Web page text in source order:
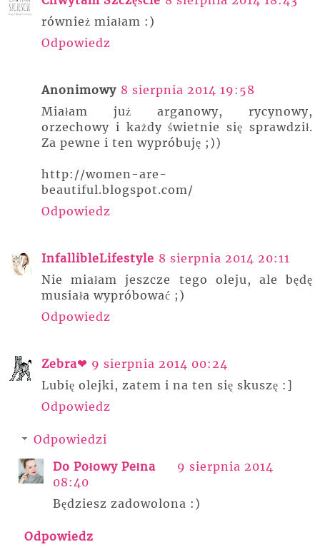
również miałam :)
Odpowiedz
Anonimowy 8 sierpnia 2014 19:58
Miałam już arganowy, rycynowy,
orzechowy i każdy świetnie się sprawdził.
Za pewne i ten wypróbuję ;))
http://women-are-
beautiful.blogspot.com/
Odpowiedz
InfallibleLifestyle 8 sierpnia 2014 20:11
Nie miałam jeszcze tego oleju, ale będę
musiała wypróbować ;)
Odpowiedz
Zebra❤ 9 sierpnia 2014 00:24
Lubię olejki, zatem i na ten się skuszę :]
Odpowiedz
Odpowiedzi
Do Połowy Pełna
9 sierpnia 2014
08:40
Będziesz zadowolona :)
Odpowiedz